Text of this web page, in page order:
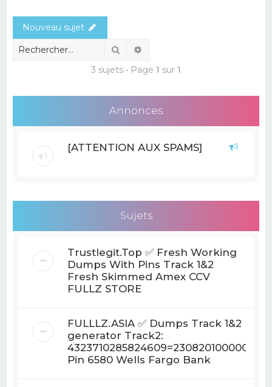
r
Nouveau sujet
Rechercher
3 sujets • Page 1 sur 1
Annonces
[ATTENTION AUX SPAMS]
Sujets
Trustlegit.Top ✅ Fresh Working
Dumps With Pins Track 1&2
Fresh Skimmed Amex CCV
FULLZ STORE
FULLLZ.ASIA ✅ Dumps Track 1&2
generator Track2:
Pin 6580 Wells Fargo Bank